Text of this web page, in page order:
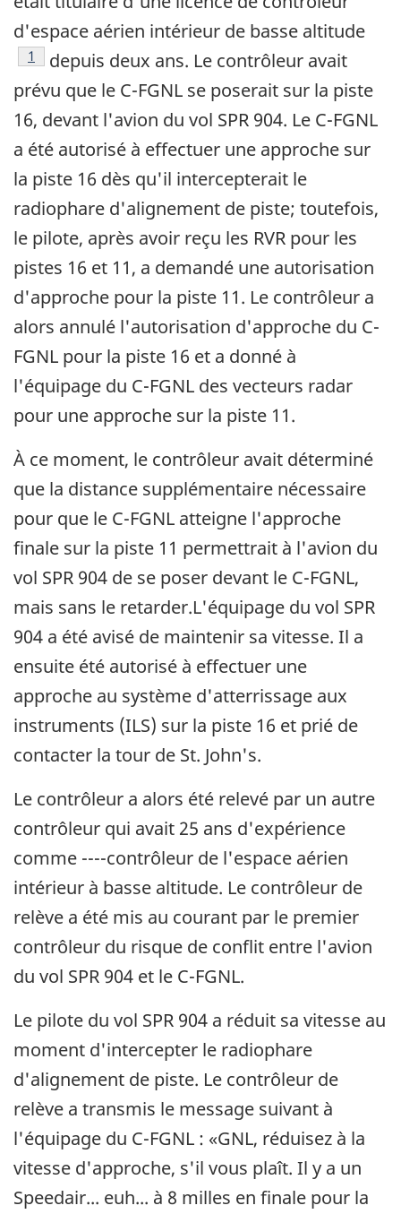
d'espace aérien intérieur de basse altitude
Note de bas de page
1
depuis deux ans. Le contrôleur avait
prévu que le C-FGNL se poserait sur la piste
16, devant l'avion du vol SPR 904. Le C-FGNL
a été autorisé à effectuer une approche sur
la piste 16 dès qu'il intercepterait le
radiophare d'alignement de piste; toutefois,
le pilote, après avoir reçu les RVR pour les
pistes 16 et 11, a demandé une autorisation
d'approche pour la piste 11. Le contrôleur a
alors annulé l'autorisation d'approche du C-
FGNL pour la piste 16 et a donné à
l'équipage du C-FGNL des vecteurs radar
pour une approche sur la piste 11.
À ce moment, le contrôleur avait déterminé
que la distance supplémentaire nécessaire
pour que le C-FGNL atteigne l'approche
finale sur la piste 11 permettrait à l'avion du
vol SPR 904 de se poser devant le C-FGNL,
mais sans le retarder.L'équipage du vol SPR
904 a été avisé de maintenir sa vitesse. Il a
ensuite été autorisé à effectuer une
approche au système d'atterrissage aux
instruments (ILS) sur la piste 16 et prié de
contacter la tour de St. John's.
Le contrôleur a alors été relevé par un autre
contrôleur qui avait 25 ans d'expérience
comme ----contrôleur de l'espace aérien
intérieur à basse altitude. Le contrôleur de
relève a été mis au courant par le premier
contrôleur du risque de conflit entre l'avion
du vol SPR 904 et le C-FGNL.
Le pilote du vol SPR 904 a réduit sa vitesse au
moment d'intercepter le radiophare
d'alignement de piste. Le contrôleur de
relève a transmis le message suivant à
l'équipage du C-FGNL : «GNL, réduisez à la
vitesse d'approche, s'il vous plaît. Il y a un
Speedair... euh... à 8 milles en finale pour la